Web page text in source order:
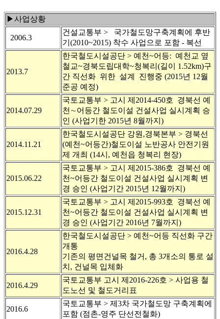
▶사업상황
2006.3
건설교통부 > 국가철도망구축계획에 후반
기(2010~2015) 착수 사업으로 포함 - 복선
2013.7
한국철도시설공단 > 예천~어등: 예천교 옆
철교~경북도립대학~청복리(길이 1.52km)구
간 직선화 위한 설계 진행중 (2015년 12월
준공 예정)
2014.07.29
국토교통부 > 고시 제2014-450호 경북선 예
천∼어등간 철도이설 건설사업 실시계획 승
인 (사업기한 2015년 8월까지)
2014.11.21
한국철도시설공단 강원,경북본부 > 경북선
(예천~어등간)철도이설 노반공사 안전기원
제 개최 (14시, 예천읍 청복리 현장)
2015.06.22
국토교통부 > 고시 제2015-386호 경북선 예
천~어등간 철도이설 건설사업 실시계획 변
경 승인 (사업기간 2015년 12월까지)
2015.12.31
국토교통부 > 고시 제2015-993호 경북선 예
천~어등간 철도이설 건설사업 실시계획 변
경 승인 (사업기간 2016년 7월까지)
2016.4.28
한국철도시설공단 > 예천~어등 직선화 구간
개통
기존의 평면건널목 철거, 총 3개소의 통로 설
치, 건널목 입체화
2016.4.29
국토교통부 고시 제2016-226호 > 사업용 철
도노선 및 철도거리표
2016.6
국토교통부 > 제3차 국가철도망 구축계획에
포함 (점촌-영주 단선전철화)